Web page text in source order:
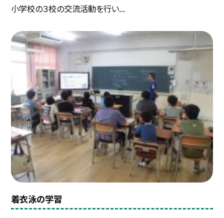
小学校の３校の交流活動を行い...
着衣泳の学習